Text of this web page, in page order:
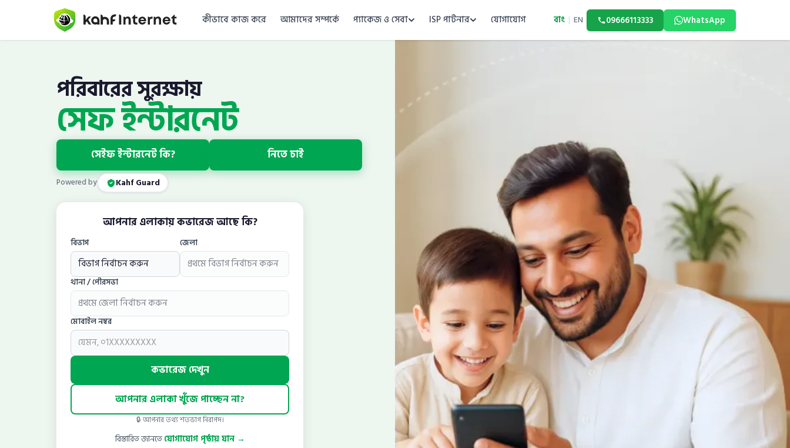
কীভাবে কাজ করে আমাদের সম্পর্কে প্যাকেজ ও সেবা ISP পার্টনার যোগাযোগ বাং | EN 09666113333 WhatsApp
পরিবারের সুরক্ষায়
সেফ ইন্টারনেট
সেইফ ইন্টারনেট কি? নিতে চাই
Powered by Kahf Guard
আপনার এলাকায় কভারেজ আছে কি?
বিভাগ জেলা
থানা / পৌরসভা
মোবাইল নম্বর
কভারেজ দেখুন
আপনার এলাকা খুঁজে পাচ্ছেন না?
🔒 আপনার তথ্য শতভাগ নিরাপদ।
বিস্তারিত জানতেযোগাযোগ পৃষ্ঠায় যান →